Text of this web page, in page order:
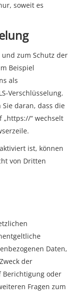
soweit es
zum Schutz der
Beispiel
als
Verschlüsselung.
daran, dass die
„https://“ wechselt
ist, können
von Dritten
Daten,
der
Berichtigung oder
Fragen zum